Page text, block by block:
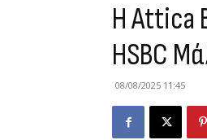
Η Attica
HSBC
08/08/2025 11:45